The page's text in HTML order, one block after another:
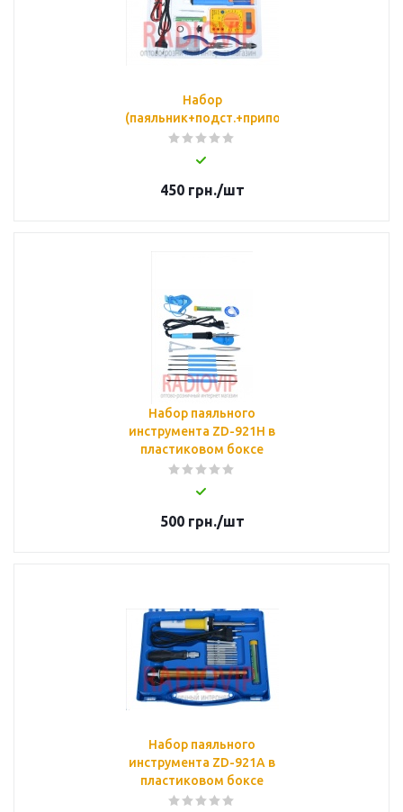
Набор
450грн./шт
Набор паяльного
инструмента ZD-921H в
пластиковом боксе
500грн./шт
Набор паяльного
инструмента ZD-921A в
пластиковом боксе